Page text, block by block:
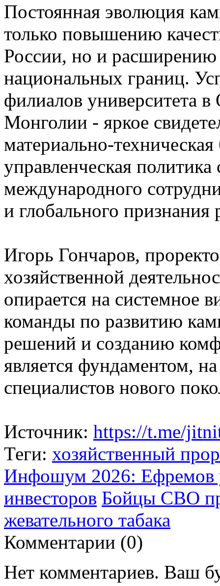
Постоянная эволюция
только повышению
России, но и расширению
национальных границ.
филиалов университета
Монголии - яркое
материально-
управленческая
международного
и глобального признания
Игорь Гончаров,
хозяйственной
опирается на системное
команды по развитию
решений и созданию
является фундаментом,
специалистов нового
Источник: https://t.me/
Теги: хозяйственный
Инфошум 2026: Ефремов
инвесторов Бойцы СВО
жевательного табака
Комментарии (0)
Нет комментариев. Ваш